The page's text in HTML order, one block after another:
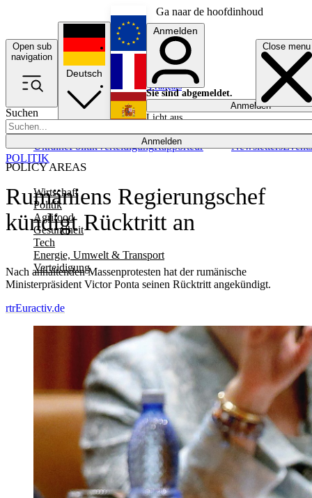
Ga naar de hoofdinhoud
Open sub
navigation
Close menu
Suchen
Anmelden
POLICY AREAS
Wirtschaft
Politik
Agrifood
Gesundheit
Tech
Energie, Umwelt & Transport
Verteidigung
UkrainePolitikVerteidigungRapporteur NewslettersEvents
Deutsch
English
Français
Anmelden
Sie sind abgemeldet.
Anmelden
Licht aus
Rumäniens Regierungschef
kündigt Rücktritt an
Nach anhaltenden Massenprotesten hat der rumänische
Ministerpräsident Victor Ponta seinen Rücktritt angekündigt.
POLITIK
rtrEuractiv.de